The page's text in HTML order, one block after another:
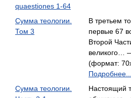
quaestiones 1-64
Сумма теологии.
Том 3
В третьем
первые 67
Второй
великого…
(формат:
Подробнее...
Сумма теологии.
Настоящий